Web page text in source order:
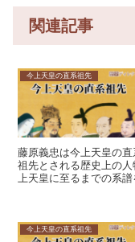
関連記事
今上天皇の直系祖先
藤原義忠は今上天皇の
祖先とされる歴史上の
上天皇に至るまでの系譜
今上天皇の直系祖先